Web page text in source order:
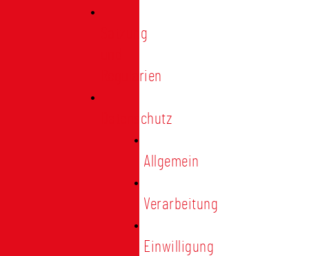
Satzung
Regularien
Datenschutz
Allgemein
Verarbeitung
Einwilligung